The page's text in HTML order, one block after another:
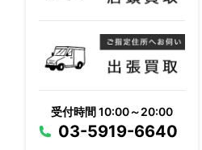
受付時間 10:00～20:00
03-5919-6640